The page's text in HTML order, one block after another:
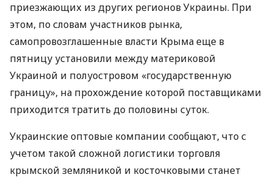
приезжающих из других регионов Украины. При
этом, по словам участников рынка,
самопровозглашенные власти Крыма еще в
пятницу установили между материковой
Украиной и полуостровом «государственную
границу», на прохождение которой поставщиками
приходится тратить до половины суток.
Украинские оптовые компании сообщают, что с
учетом такой сложной логистики торговля
крымской земляникой и косточковыми станет